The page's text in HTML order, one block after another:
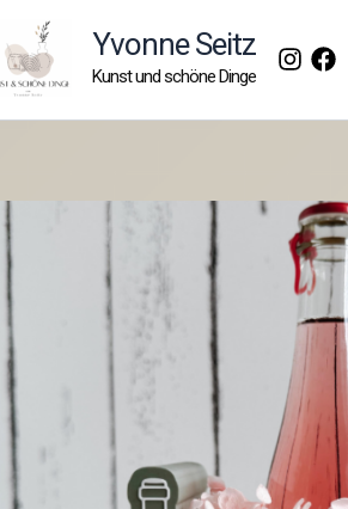
Yvonne Seitz
Kunst und schöne Dinge